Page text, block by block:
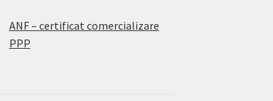
ANF – certificat comercializare
PPP